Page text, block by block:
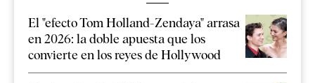
El "efecto Tom Holland-Zendaya" arrasa
en 2026: la doble apuesta que los
convierte en los reyes de Hollywood